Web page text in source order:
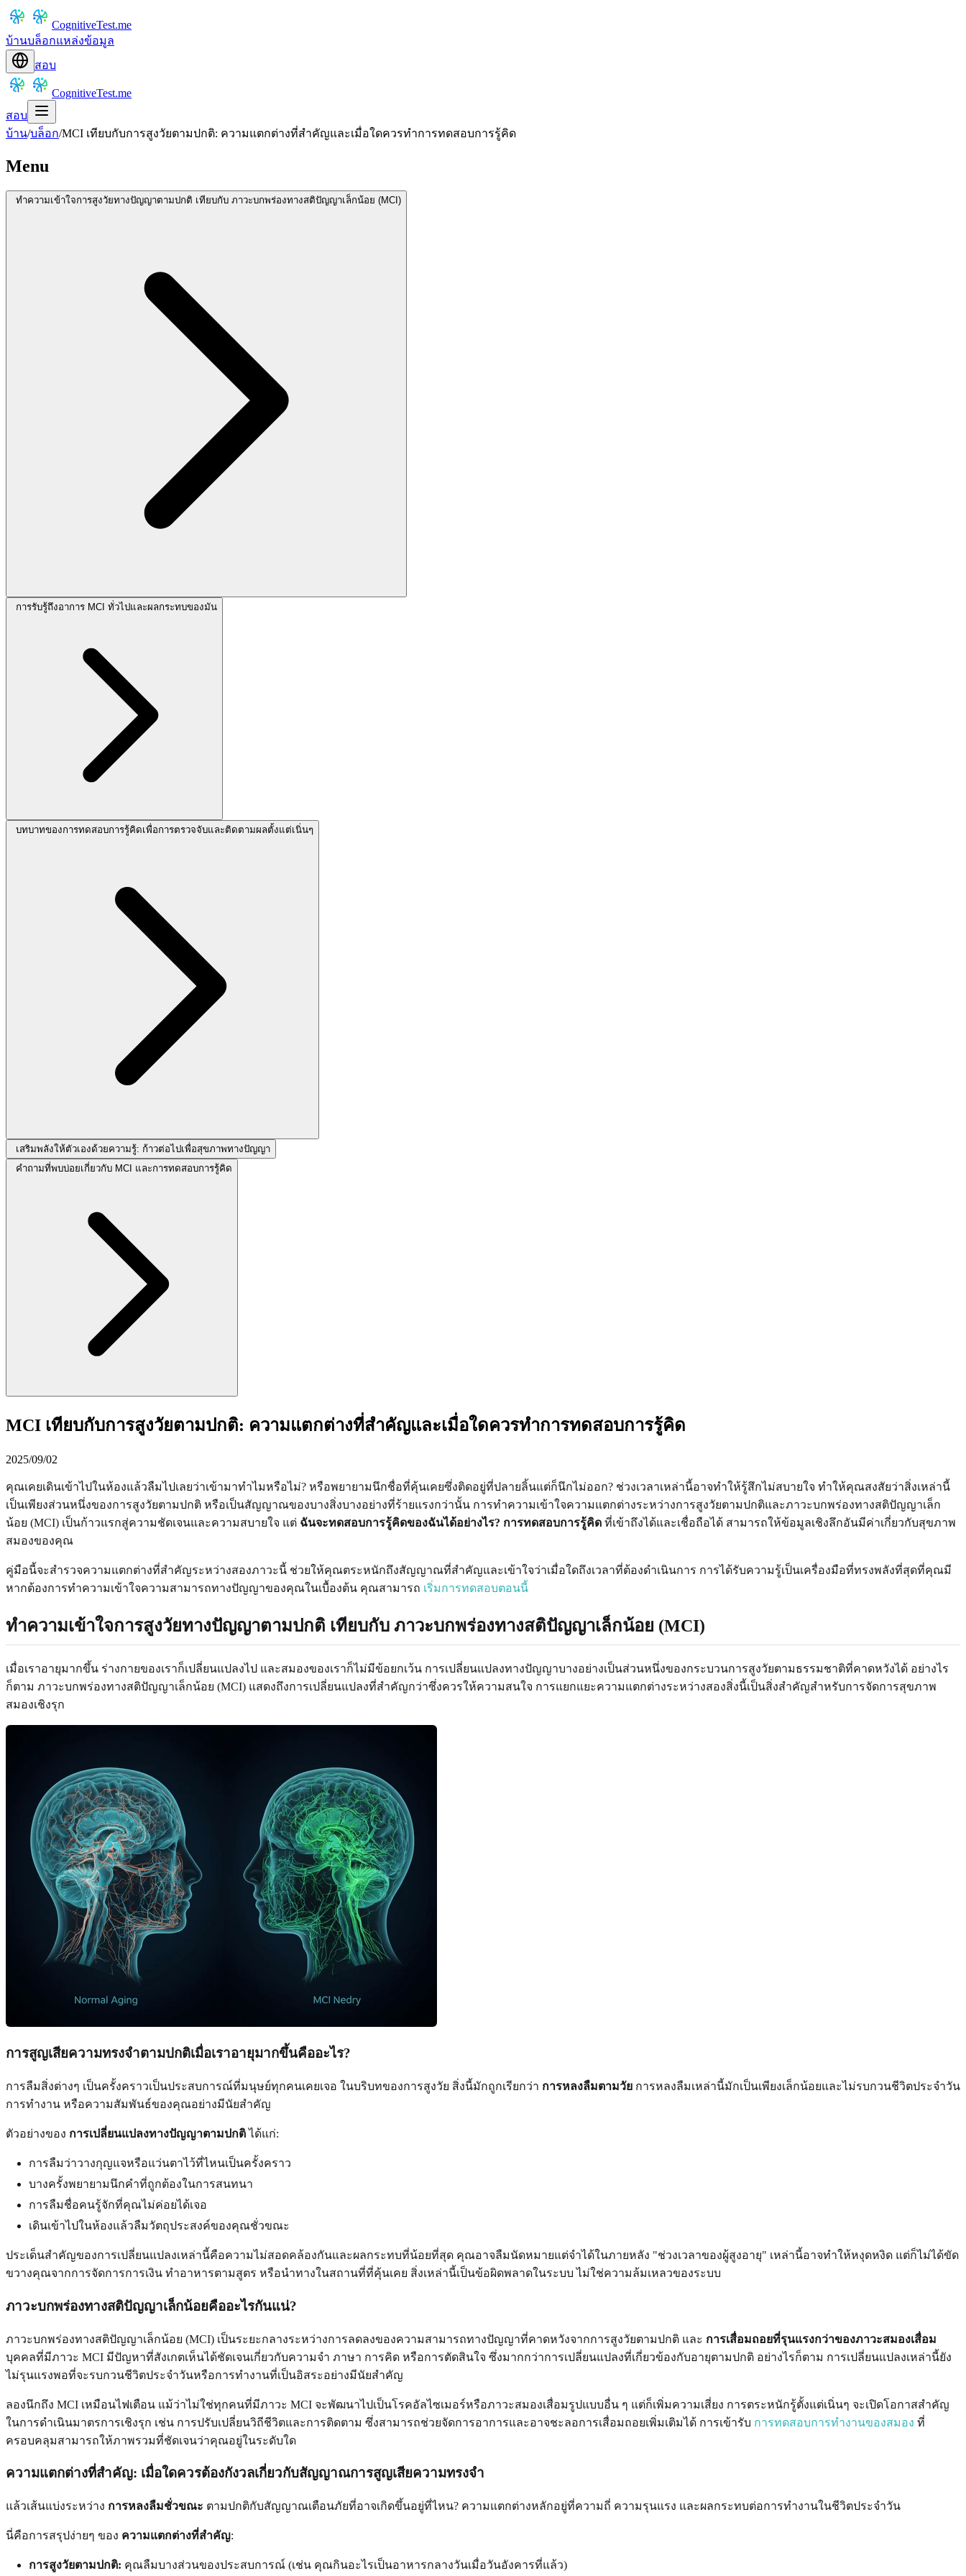
CognitiveTest.me
บ้านบล็อกแหล่งข้อมูล
สอบ
CognitiveTest.me
สอบ
บ้าน/บล็อก/MCI เทียบกับการสูงวัยตามปกติ: ความแตกต่างที่สำคัญและเมื่อใดควรทำการทดสอบการรู้คิด
Menu
ทำความเข้าใจการสูงวัยทางปัญญาตามปกติ เทียบกับ ภาวะบกพร่องทางสติปัญญาเล็กน้อย (MCI)
การรับรู้ถึงอาการ MCI ทั่วไปและผลกระทบของมัน
บทบาทของการทดสอบการรู้คิดเพื่อการตรวจจับและติดตามผลตั้งแต่เนิ่นๆ
เสริมพลังให้ตัวเองด้วยความรู้: ก้าวต่อไปเพื่อสุขภาพทางปัญญา
คำถามที่พบบ่อยเกี่ยวกับ MCI และการทดสอบการรู้คิด
MCI เทียบกับการสูงวัยตามปกติ: ความแตกต่างที่สำคัญและเมื่อใดควรทำการทดสอบการรู้คิด
2025/09/02
คุณเคยเดินเข้าไปในห้องแล้วลืมไปเลยว่าเข้ามาทำไมหรือไม่? หรือพยายามนึกชื่อที่คุ้นเคยซึ่งติดอยู่ที่ปลายลิ้นแต่ก็นึกไม่ออก? ช่วงเวลาเหล่านี้อาจทำให้รู้สึกไม่สบายใจ ทำให้คุณสงสัยว่าสิ่งเหล่านี้
เป็นเพียงส่วนหนึ่งของการสูงวัยตามปกติ หรือเป็นสัญญาณของบางสิ่งบางอย่างที่ร้ายแรงกว่านั้น การทำความเข้าใจความแตกต่างระหว่างการสูงวัยตามปกติและภาวะบกพร่องทางสติปัญญาเล็ก
น้อย (MCI) เป็นก้าวแรกสู่ความชัดเจนและความสบายใจ แต่ ฉันจะทดสอบการรู้คิดของฉันได้อย่างไร? การทดสอบการรู้คิด ที่เข้าถึงได้และเชื่อถือได้ สามารถให้ข้อมูลเชิงลึกอันมีค่าเกี่ยวกับสุขภาพ
สมองของคุณ
คู่มือนี้จะสำรวจความแตกต่างที่สำคัญระหว่างสองภาวะนี้ ช่วยให้คุณตระหนักถึงสัญญาณที่สำคัญและเข้าใจว่าเมื่อใดถึงเวลาที่ต้องดำเนินการ การได้รับความรู้เป็นเครื่องมือที่ทรงพลังที่สุดที่คุณมี
หากต้องการทำความเข้าใจความสามารถทางปัญญาของคุณในเบื้องต้น คุณสามารถ เริ่มการทดสอบตอนนี้
ทำความเข้าใจการสูงวัยทางปัญญาตามปกติ เทียบกับ ภาวะบกพร่องทางสติปัญญาเล็กน้อย (MCI)
เมื่อเราอายุมากขึ้น ร่างกายของเราก็เปลี่ยนแปลงไป และสมองของเราก็ไม่มีข้อยกเว้น การเปลี่ยนแปลงทางปัญญาบางอย่างเป็นส่วนหนึ่งของกระบวนการสูงวัยตามธรรมชาติที่คาดหวังได้ อย่างไร
ก็ตาม ภาวะบกพร่องทางสติปัญญาเล็กน้อย (MCI) แสดงถึงการเปลี่ยนแปลงที่สำคัญกว่าซึ่งควรให้ความสนใจ การแยกแยะความแตกต่างระหว่างสองสิ่งนี้เป็นสิ่งสำคัญสำหรับการจัดการสุขภาพ
สมองเชิงรุก
การสูญเสียความทรงจำตามปกติเมื่อเราอายุมากขึ้นคืออะไร?
การลืมสิ่งต่างๆ เป็นครั้งคราวเป็นประสบการณ์ที่มนุษย์ทุกคนเคยเจอ ในบริบทของการสูงวัย สิ่งนี้มักถูกเรียกว่า การหลงลืมตามวัย การหลงลืมเหล่านี้มักเป็นเพียงเล็กน้อยและไม่รบกวนชีวิตประจำวัน
การทำงาน หรือความสัมพันธ์ของคุณอย่างมีนัยสำคัญ
ตัวอย่างของ การเปลี่ยนแปลงทางปัญญาตามปกติได้แก่:
การลืมว่าวางกุญแจหรือแว่นตาไว้ที่ไหนเป็นครั้งคราว
บางครั้งพยายามนึกคำที่ถูกต้องในการสนทนา
การลืมชื่อคนรู้จักที่คุณไม่ค่อยได้เจอ
เดินเข้าไปในห้องแล้วลืมวัตถุประสงค์ของคุณชั่วขณะ
ประเด็นสำคัญของการเปลี่ยนแปลงเหล่านี้คือความไม่สอดคล้องกันและผลกระทบที่น้อยที่สุด คุณอาจลืมนัดหมายแต่จำได้ในภายหลัง "ช่วงเวลาของผู้สูงอายุ" เหล่านี้อาจทำให้หงุดหงิด แต่ก็ไม่ได้ขัด
ขวางคุณจากการจัดการการเงิน ทำอาหารตามสูตร หรือนำทางในสถานที่ที่คุ้นเคย สิ่งเหล่านี้เป็นข้อผิดพลาดในระบบ ไม่ใช่ความล้มเหลวของระบบ
ภาวะบกพร่องทางสติปัญญาเล็กน้อยคืออะไรกันแน่?
ภาวะบกพร่องทางสติปัญญาเล็กน้อย (MCI) เป็นระยะกลางระหว่างการลดลงของความสามารถทางปัญญาที่คาดหวังจากการสูงวัยตามปกติ และ การเสื่อมถอยที่รุนแรงกว่าของภาวะสมองเสื่อม
บุคคลที่มีภาวะ MCI มีปัญหาที่สังเกตเห็นได้ชัดเจนเกี่ยวกับความจำ ภาษา การคิด หรือการตัดสินใจ ซึ่งมากกว่าการเปลี่ยนแปลงที่เกี่ยวข้องกับอายุตามปกติ อย่างไรก็ตาม การเปลี่ยนแปลงเหล่านี้ยัง
ไม่รุนแรงพอที่จะรบกวนชีวิตประจำวันหรือการทำงานที่เป็นอิสระอย่างมีนัยสำคัญ
ลองนึกถึง MCI เหมือนไฟเตือน แม้ว่าไม่ใช่ทุกคนที่มีภาวะ MCI จะพัฒนาไปเป็นโรคอัลไซเมอร์หรือภาวะสมองเสื่อมรูปแบบอื่น ๆ แต่ก็เพิ่มความเสี่ยง การตระหนักรู้ตั้งแต่เนิ่นๆ จะเปิดโอกาสสำคัญ
ในการดำเนินมาตรการเชิงรุก เช่น การปรับเปลี่ยนวิถีชีวิตและการติดตาม ซึ่งสามารถช่วยจัดการอาการและอาจชะลอการเสื่อมถอยเพิ่มเติมได้ การเข้ารับ การทดสอบการทำงานของสมอง ที่
ครอบคลุมสามารถให้ภาพรวมที่ชัดเจนว่าคุณอยู่ในระดับใด
ความแตกต่างที่สำคัญ: เมื่อใดควรต้องกังวลเกี่ยวกับสัญญาณการสูญเสียความทรงจำ
แล้วเส้นแบ่งระหว่าง การหลงลืมชั่วขณะ ตามปกติกับสัญญาณเตือนภัยที่อาจเกิดขึ้นอยู่ที่ไหน? ความแตกต่างหลักอยู่ที่ความถี่ ความรุนแรง และผลกระทบต่อการทำงานในชีวิตประจำวัน
นี่คือการสรุปง่ายๆ ของ ความแตกต่างที่สำคัญ:
การสูงวัยตามปกติ: คุณลืมบางส่วนของประสบการณ์ (เช่น คุณกินอะไรเป็นอาหารกลางวันเมื่อวันอังคารที่แล้ว)